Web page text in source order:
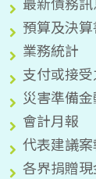
預算及決
業務統計
支付或接
災害準備
會計月報
代表建議
各界捐贈